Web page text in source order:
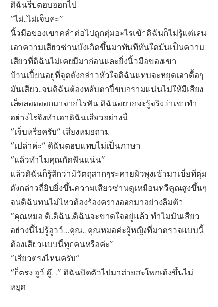
ดิฉันรีบตอบออกไป
“ไม่..ไม่เจ็บค่ะ”
นิ้วมือของเขาคลำต่อไปถูกตุ่มอะไรเข้าดิฉันก็ไม่รู้แต่เล่น
เอาความเสียวซ่านบังเกิดขึ้นมาทันทีทันใดมันเป็นความ
เสียวที่ดิฉันไม่เคยมีมาก่อนและยิ่งนิ้วมือของเขา
ป้วนเปี้ยนอยู่ที่จุดดังกล่าวหัวใจดิฉันแทบจะหยุดเอาดื้อๆ
มันเสียว..จนดิฉันต้องหลับตาปี๋ขบกรามแน่นไม่ให้มีเสียง
เล็ดลอดออกมาจากไรฟัน ดิฉันอยากจะรู้จริงว่าเขาทำ
อย่างไรจึงทำเอาดิฉันเสียวอย่างนี้
“เจ็บหรือครับ” เสียงหมอถาม
“เปล่าค่ะ” ดิฉันตอบแทบไม่เป็นภาษา
“แล้วทำไมคุณกัดฟันแน่น”
แล้วดิฉันก็รู้สึกว่ามีวัตถุสากๆระคายผิวพุ่งเข้ามาเขี่ยที่ตุ่ม
ดังกล่าวถี่ยิบยิ่งขึ้นความเสียวซ่านดูเหมือนทวีคูณสูงขึ้นๆ
จนดิฉันทนไม่ไหวต้องร้องครางออกมาอย่างลืมตัว
“คุณหมอ ดิ..ดิฉัน..ดิฉันจะขาดใจอยู่แล้ว ทำไมมันเสียว
อย่างนี้ไม่รู้อูวว์…คุณ.. คุณหมอค่ะผู้หญิงที่มาตรวจแบบนี้
ต้องเสียวแบบนี้ทุกคนหรือค่ะ”
“เสียวตรงไหนครับ”
“ก็ตรง อูว์ อู๊…” ดิฉันบิดตัวไปมาส่ายสะโพกเด้งขึ้นไม่
หยุด